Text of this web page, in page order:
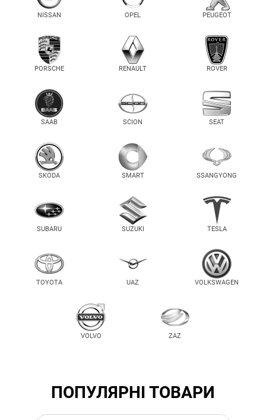
NISSAN OPEL PEUGEOT
PORSCHE RENAULT ROVER
SAAB SCION SEAT
SKODA SMART SSANGYONG
SUBARU SUZUKI TESLA
TOYOTA UAZ VOLKSWAGEN
VOLVO ZAZ
ПОПУЛЯРНІ ТОВАРИ